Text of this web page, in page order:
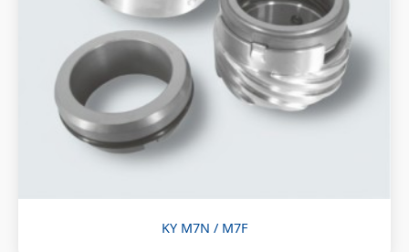
KY M7N / M7F